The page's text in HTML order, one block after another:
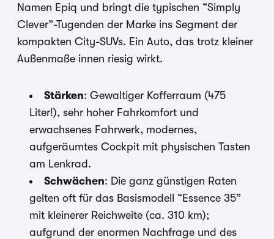
Namen Epiq und bringt die typischen “Simply
Clever”-Tugenden der Marke ins Segment der
kompakten City-SUVs. Ein Auto, das trotz kleiner
Außenmaße innen riesig wirkt.
Stärken: Gewaltiger Kofferraum (475
Liter!), sehr hoher Fahrkomfort und
erwachsenes Fahrwerk, modernes,
aufgeräumtes Cockpit mit physischen Tasten
am Lenkrad.
Schwächen: Die ganz günstigen Raten
gelten oft für das Basismodell “Essence 35”
mit kleinerer Reichweite (ca. 310 km);
aufgrund der enormen Nachfrage und des